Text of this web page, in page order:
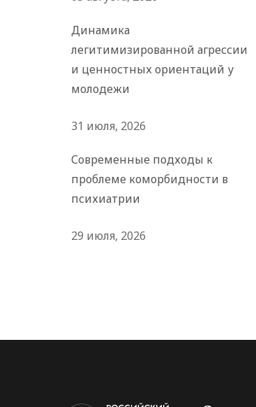
Динамика
легитимизированной агрессии
и ценностных ориентаций у
молодежи
31 июля, 2026
Современные подходы к
проблеме коморбидности в
психиатрии
29 июля, 2026